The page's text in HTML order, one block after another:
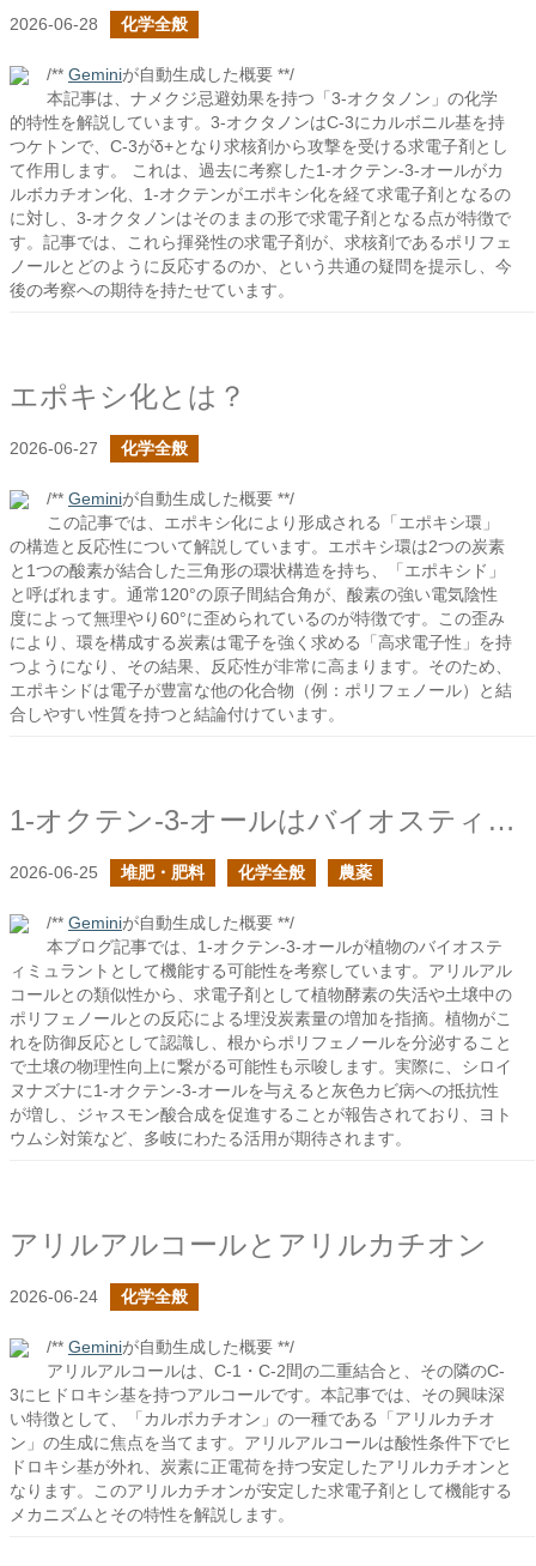
2026-06-28 化学全般
/** Geminiが自動生成した概要 **/
本記事は、ナメクジ忌避効果を持つ「3-オクタノン」の化学
的特性を解説しています。3-オクタノンはC-3にカルボニル基を持
つケトンで、C-3がδ+となり求核剤から攻撃を受ける求電子剤とし
て作用します。 これは、過去に考察した1-オクテン-3-オールがカ
ルボカチオン化、1-オクテンがエポキシ化を経て求電子剤となるの
に対し、3-オクタノンはそのままの形で求電子剤となる点が特徴で
す。記事では、これら揮発性の求電子剤が、求核剤であるポリフェ
ノールとどのように反応するのか、という共通の疑問を提示し、今
後の考察への期待を持たせています。
エポキシ化とは？
2026-06-27 化学全般
/** Geminiが自動生成した概要 **/
この記事では、エポキシ化により形成される「エポキシ環」
の構造と反応性について解説しています。エポキシ環は2つの炭素
と1つの酸素が結合した三角形の環状構造を持ち、「エポキシド」
と呼ばれます。通常120°の原子間結合角が、酸素の強い電気陰性
度によって無理やり60°に歪められているのが特徴です。この歪み
により、環を構成する炭素は電子を強く求める「高求電子性」を持
つようになり、その結果、反応性が非常に高まります。そのため、
エポキシドは電子が豊富な他の化合物（例：ポリフェノール）と結
合しやすい性質を持つと結論付けています。
1-オクテン-3-オールはバイオスティミュラント？
2026-06-25 堆肥・肥料 化学全般 農薬
/** Geminiが自動生成した概要 **/
本ブログ記事では、1-オクテン-3-オールが植物のバイオステ
ィミュラントとして機能する可能性を考察しています。アリルアル
コールとの類似性から、求電子剤として植物酵素の失活や土壌中の
ポリフェノールとの反応による埋没炭素量の増加を指摘。植物がこ
れを防御反応として認識し、根からポリフェノールを分泌すること
で土壌の物理性向上に繋がる可能性も示唆します。実際に、シロイ
ヌナズナに1-オクテン-3-オールを与えると灰色カビ病への抵抗性
が増し、ジャスモン酸合成を促進することが報告されており、ヨト
ウムシ対策など、多岐にわたる活用が期待されます。
アリルアルコールとアリルカチオン
2026-06-24 化学全般
/** Geminiが自動生成した概要 **/
アリルアルコールは、C-1・C-2間の二重結合と、その隣のC-
3にヒドロキシ基を持つアルコールです。本記事では、その興味深
い特徴として、「カルボカチオン」の一種である「アリルカチオ
ン」の生成に焦点を当てます。アリルアルコールは酸性条件下でヒ
ドロキシ基が外れ、炭素に正電荷を持つ安定したアリルカチオンと
なります。このアリルカチオンが安定した求電子剤として機能する
メカニズムとその特性を解説します。